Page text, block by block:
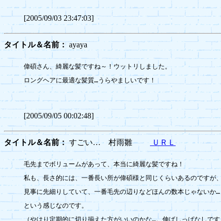
[2005/09/03 23:47:03]
タイトル＆名前：ayaya
偉碩さん、綺麗な髪ですね～！ウットリしました。
ロングヘアに最適な髪質…うらやましいです！
[2005/09/05 00:02:48]
タイトル＆名前： すごい… 村雨雛 ＵＲＬ
毛先までボリュームがあって、本当に綺麗な髪ですね！
私も、長さ的には、一番長い所が偉碩様と同じくらいあるのですが
見事に先細りしていて、一番毛先の辺りなどほんの数本じゃないか…
という感じなのです。
（やはり定期的に切り揃えた方がいいのかな…。伸ばしっぱなしで